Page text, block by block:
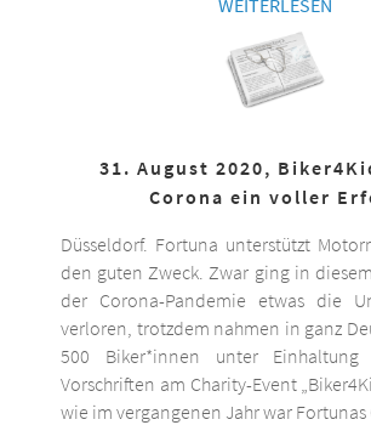
31. August 2020,
Corona ein voller
Düsseldorf. Fortuna unterstützt
den guten Zweck. Zwar ging in
der Corona-Pandemie etwas die
verloren, trotzdem nahmen in ganz
500 Biker*innen unter Einhaltung
Vorschriften am Charity-Event
wie im vergangenen Jahr war Fortunas